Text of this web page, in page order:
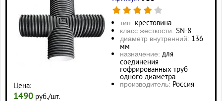
Цена:
1490 руб./шт.
тип: крестовина
класс жесткости: SN-8
диаметр внутренний: 136
мм
назначение: для
соединения
гофрированных труб
одного диаметра
производитель: Россия